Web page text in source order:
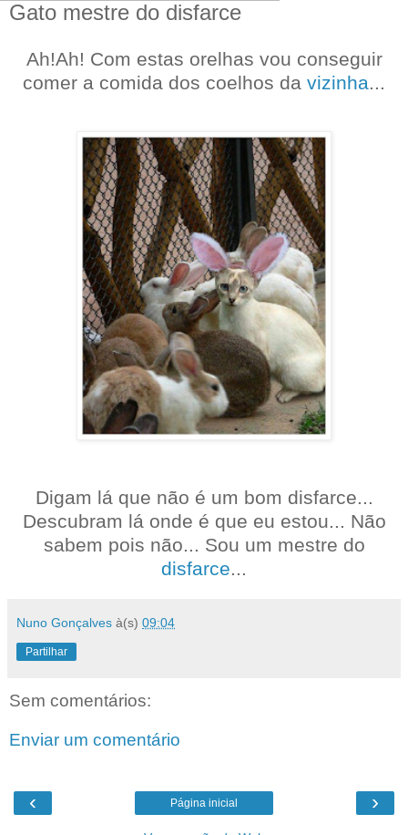
Gato mestre do disfarce
Ah!Ah! Com estas orelhas vou conseguir
comer a comida dos coelhos da vizinha...
Digam lá que não é um bom disfarce...
Descubram lá onde é que eu estou... Não
sabem pois não... Sou um mestre do
disfarce...
Nuno Gonçalves à(s) 09:04
Partilhar
Sem comentários:
Enviar um comentário
‹ ›
Página inicial